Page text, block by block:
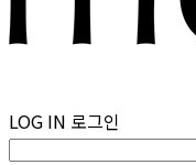
LOG IN 로그인